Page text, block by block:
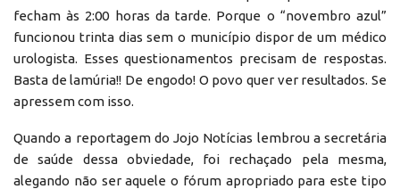
fecham às 2:00 horas da tarde. Porque o “novembro azul”
funcionou trinta dias sem o município dispor de um médico
urologista. Esses questionamentos precisam de respostas.
Basta de lamúria!! De engodo! O povo quer ver resultados. Se
apressem com isso.
Quando a reportagem do Jojo Notícias lembrou a secretária
de saúde dessa obviedade, foi rechaçado pela mesma,
alegando não ser aquele o fórum apropriado para este tipo